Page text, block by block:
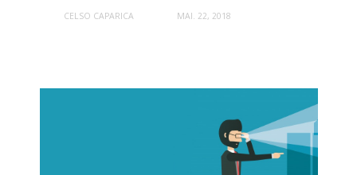
CELSO CAPARICA MAI. 22, 2018